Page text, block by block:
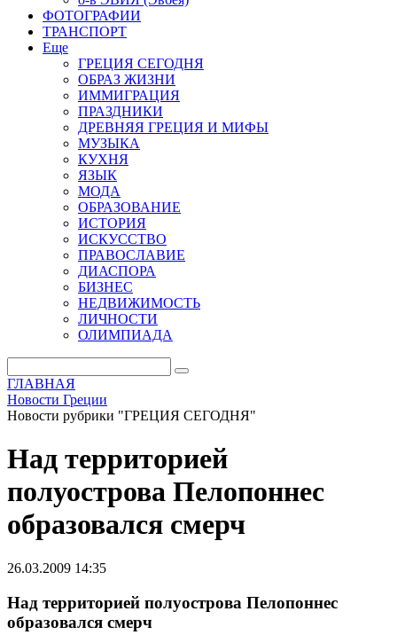
ФОТОГРАФИИ
ТРАНСПОРТ
Еще
ГРЕЦИЯ СЕГОДНЯ
ОБРАЗ ЖИЗНИ
ИММИГРАЦИЯ
ПРАЗДНИКИ
ДРЕВНЯЯ ГРЕЦИЯ И МИФЫ
МУЗЫКА
КУХНЯ
ЯЗЫК
МОДА
ОБРАЗОВАНИЕ
ИСТОРИЯ
ИСКУССТВО
ПРАВОСЛАВИЕ
ДИАСПОРА
БИЗНЕС
НЕДВИЖИМОСТЬ
ЛИЧНОСТИ
ОЛИМПИАДА
ГЛАВНАЯ
Новости Греции
Новости рубрики "ГРЕЦИЯ СЕГОДНЯ"
Над территорией
полуострова Пелопоннес
образовался смерч
26.03.2009 14:35
Над территорией полуострова Пелопоннес
образовался смерч